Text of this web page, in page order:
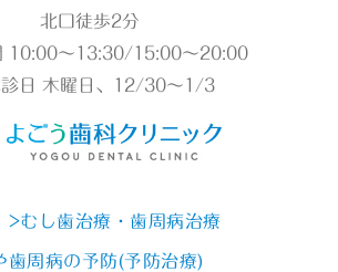
北口徒歩2分
10:00～13:30/15:00～20:00
診日 木曜日、12/30～1/3
>むし歯治療・歯周病治療
歯周病の予防(予防治療)